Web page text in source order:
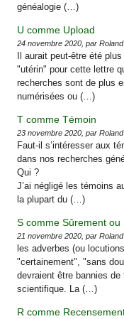
généalogie (…)
U comme Upload
24 novembre 2020, par Roland
Il aurait peut-être été
"utérin" pour cette lettre
recherches sont de plus
numérisées ou (…)
T comme Témoin
23 novembre 2020, par Roland
Faut-il s’intéresser aux
dans nos recherches
Qui ?
J’ai négligé les témoins
la plupart du (…)
S comme Sûrement ou
21 novembre 2020, par Roland
les adverbes (ou
"certainement", "sans
devraient être bannies
scientifique. La (…)
R comme